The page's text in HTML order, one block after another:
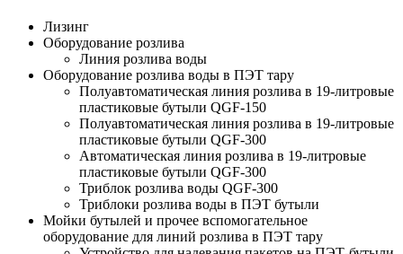
Лизинг
Оборудование розлива
Линия розлива воды
Оборудование розлива воды в ПЭТ тару
Полуавтоматическая линия розлива в 19-литровые
пластиковые бутыли QGF-150
Полуавтоматическая линия розлива в 19-литровые
пластиковые бутыли QGF-300
Автоматическая линия розлива в 19-литровые
пластиковые бутыли QGF-300
Триблок розлива воды QGF-300
Триблоки розлива воды в ПЭТ бутыли
Мойки бутылей и прочее вспомогательное
оборудование для линий розлива в ПЭТ тару